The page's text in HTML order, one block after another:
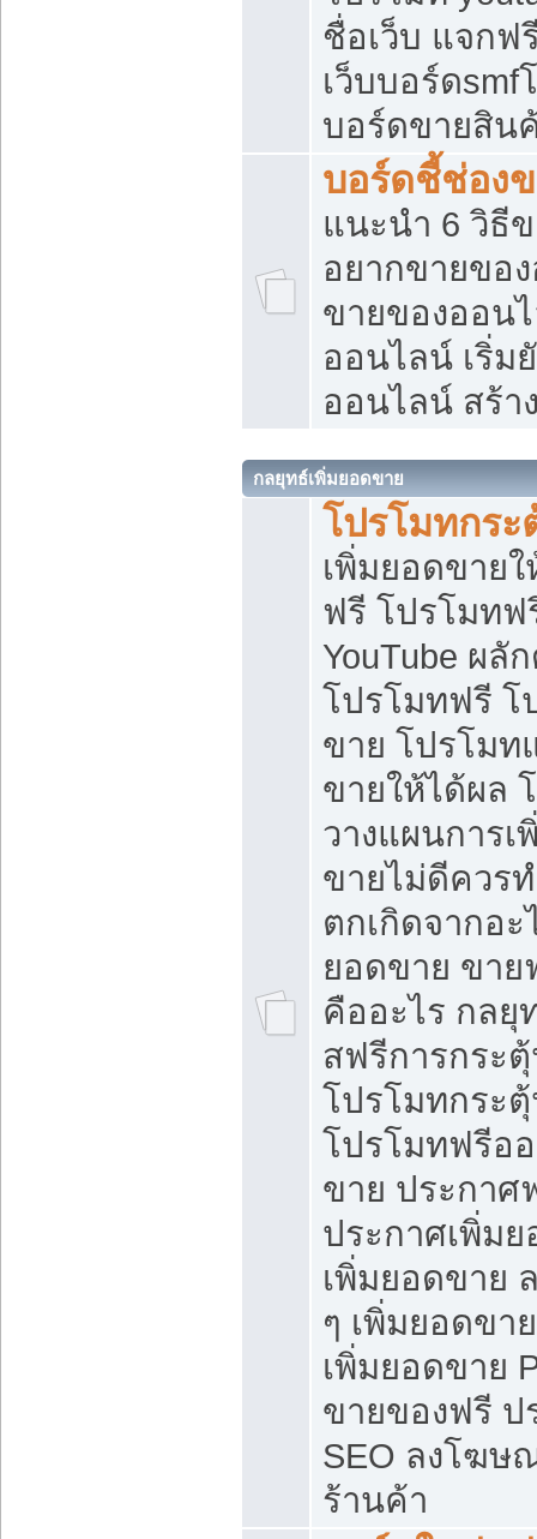
ชื่อเว็บ แจกฟ
เว็บบอร์ดsmf
บอร์ดขายสิน
บอร์ดชี้ช่อง
แนะนำ 6 วิธี
อยากขายขอ
ขายของออน
ออนไลน์ เริ่ม
ออนไลน์ สร้า
กลยุทธ์เพิ่มยอดขาย
โปรโมทกร
เพิ่มยอดขายใ
ฟรี โปรโมทฟ
YouTube ผลั
โปรโมทฟรี โ
ขาย โปรโมท
ขายให้ได้ผล
วางแผนการ
ขายไม่ดีควร
ตกเกิดจากอะ
ยอดขาย ขาย
คืออะไร กลยุ
สฟรีการกระ
โปรโมทกระ
โปรโมทฟรีอ
ขาย ประกาศ
ประกาศเพิ่ม
เพิ่มยอดขาย
ๆ เพิ่มยอดขา
เพิ่มยอดขาย
ขายของฟรี ป
SEO ลงโฆษ
ร้านค้า